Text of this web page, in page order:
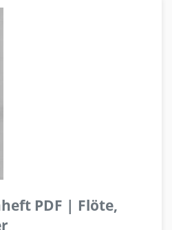
PDF | Flöte,